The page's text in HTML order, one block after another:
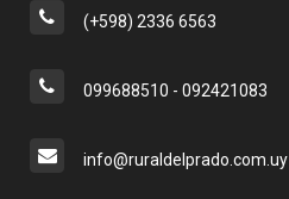
(+598) 2336 6563
099688510 - 092421083
info@ruraldelprado.com.uy